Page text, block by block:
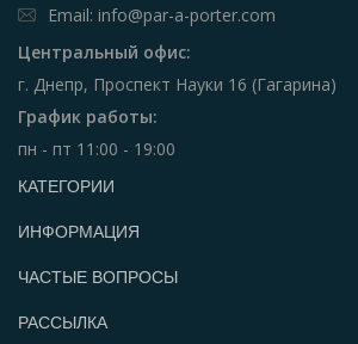
Email: info@par-a-porter.com
Центральный офис:
г. Днепр, Проспект Науки 16 (Гагарина)
График работы:
пн - пт 11:00 - 19:00
КАТЕГОРИИ
ИНФОРМАЦИЯ
ЧАСТЫЕ ВОПРОСЫ
РАССЫЛКА